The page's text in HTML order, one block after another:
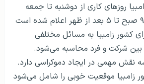
روزهای کاری از دوشنبه تا جمعه
است و زمان کاری از ۹ صبح تا ۵ بعد از ظهر اعلام شده است
کشور زامبیا به مسائل مختلفی
بین شرکت و فرد محاسبه می‌شود.
نقش مهمی در ایجاد دموکراسی دارد.
زامبیا موقعیت خوبی را شامل می‌شود